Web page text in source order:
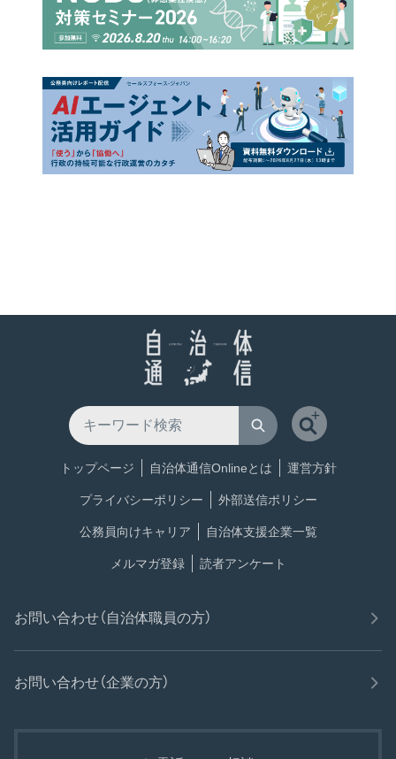
トップページ 自治体通信Onlineとは 運営方針
プライバシーポリシー 外部送信ポリシー
公務員向けキャリア 自治体支援企業一覧
メルマガ登録 読者アンケート
お問い合わせ（自治体職員の方）
お問い合わせ（企業の方）